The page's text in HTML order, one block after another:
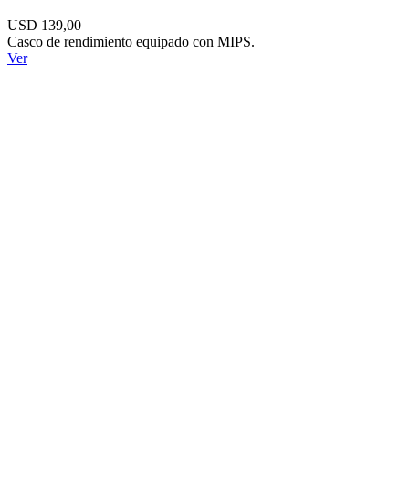
USD 139,00
Casco de rendimiento equipado con MIPS.
Ver